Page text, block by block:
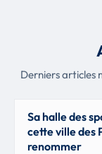
Derniers articles
Sa halle des
cette ville des
renommer